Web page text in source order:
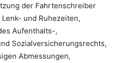
der Fahrtenschreiber
und Ruhezeiten,
Aufenthalts-,
Sozialversicherungsrechts,
Abmessungen,